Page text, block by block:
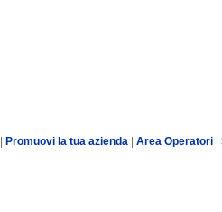
Promuovi la tua azienda Area Operatori